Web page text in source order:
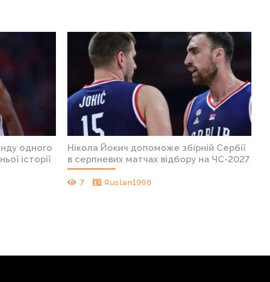
одного
історії
Нікола Йокич допоможе збірній Сербії
в серпневих матчах відбору на ЧС-2027
7 Ruslan1996